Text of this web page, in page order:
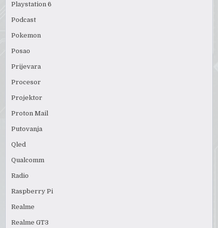
Playstation 6
Podcast
Pokemon
Posao
Prijevara
Procesor
Projektor
Proton Mail
Putovanja
Qled
Qualcomm
Radio
Raspberry Pi
Realme
Realme GT3